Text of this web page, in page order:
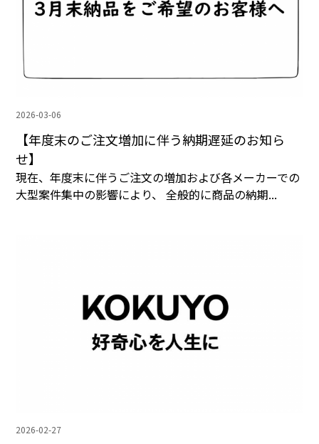
2026-03-06
【年度末のご注文増加に伴う納期遅延のお知ら
せ】
現在、年度末に伴うご注文の増加および各メーカーでの
大型案件集中の影響により、 全般的に商品の納期...
2026-02-27